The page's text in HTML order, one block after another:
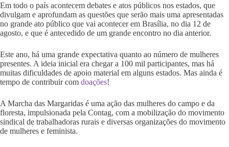
Em todo o país acontecem debates e atos públicos nos estados, que
divulgam e aprofundam as questões que serão mais uma apresentadas
no grande ato público que vai acontecer em Brasília, no dia 12 de
agosto, e que é antecedido de um grande encontro no dia anterior.
Este ano, há uma grande expectativa quanto ao número de mulheres
presentes. A ideia inicial era chegar a 100 mil participantes, mas há
muitas dificuldades de apoio material em alguns estados. Mas ainda é
tempo de contribuir com doações!
A Marcha das Margaridas é uma ação das mulheres do campo e da
floresta, impulsionada pela Contag, com a mobilização do movimento
sindical de trabalhadoras rurais e diversas organizações do movimento
de mulheres e feminista.